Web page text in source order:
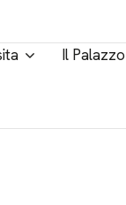
Il Palazzo